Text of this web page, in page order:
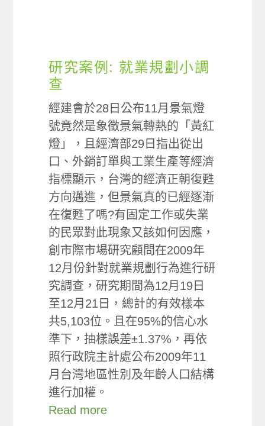
研究案例: 就業規劃小調
查
經建會於28日公布11月景氣燈
號竟然是象徵景氣轉熱的「黃紅
燈」，且經濟部29日指出從出
口、外銷訂單與工業生產等經濟
指標顯示，台灣的經濟正朝復甦
方向邁進，但景氣真的已經逐漸
在復甦了嗎?有固定工作或失業
的民眾對此現象又該如何因應，
創市際市場研究顧問在2009年
12月份針對就業規劃行為進行研
究調查，研究期間為12月19日
至12月21日，總計的有效樣本
共5,103位。且在95%的信心水
準下，抽樣誤差±1.37%，再依
照行政院主計處公布2009年11
月台灣地區性別及年齡人口結構
進行加權。
Read more